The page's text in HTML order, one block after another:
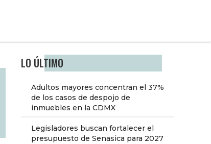
LO ÚLTIMO
Adultos mayores concentran el 37%
de los casos de despojo de
inmuebles en la CDMX
Legisladores buscan fortalecer el
presupuesto de Senasica para 2027